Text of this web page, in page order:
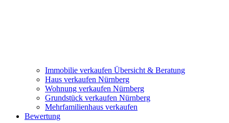
Immobilie verkaufen Übersicht & Beratung
Haus verkaufen Nürnberg
Wohnung verkaufen Nürnberg
Grundstück verkaufen Nürnberg
Mehrfamilienhaus verkaufen
Bewertung